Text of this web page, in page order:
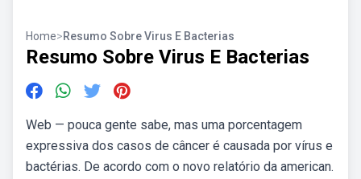
Home>Resumo Sobre Virus E Bacterias
Resumo Sobre Virus E Bacterias
Web — pouca gente sabe, mas uma porcentagem
expressiva dos casos de câncer é causada por vírus e
bactérias. De acordo com o novo relatório da american.